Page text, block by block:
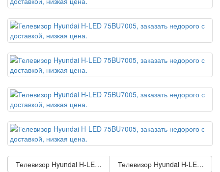
Телевизор Hyundai H-LED 50BU7006 smart UHD безрамочный
Телевизор Hyundai H-LED